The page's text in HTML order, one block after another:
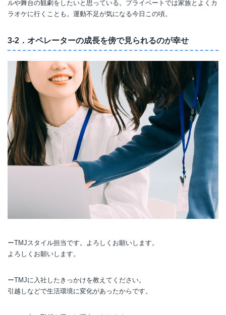
ルや舞台の観劇をしたいと思っている。プライベートでは家族とよくカ
ラオケに行くことも。運動不足が気になる今日この頃。
3-2．オペレーターの成長を傍で見られるのが幸せ
ーTMJスタイル担当です。よろしくお願いします。
よろしくお願いします。
ーTMJに入社したきっかけを教えてください。
引越しなどで生活環境に変化があったからです。